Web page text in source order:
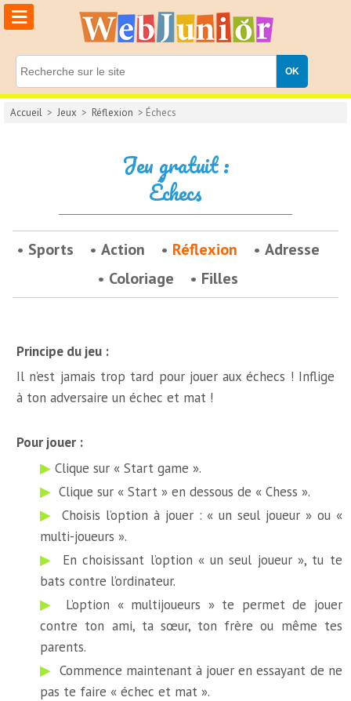
≡
Accueil > Jeux > Réflexion > Échecs
Jeu gratuit :
Échecs
Sports Action Réflexion
Adresse
Coloriage
Filles
Principe du jeu :
Il n’est jamais trop tard pour jouer aux échecs ! Inflige
à ton adversaire un échec et mat !
Pour jouer :
Clique sur « Start game ».
Clique sur « Start » en dessous de « Chess ».
Choisis l’option à jouer : « un seul joueur » ou «
multi-joueurs ».
En choisissant l’option « un seul joueur », tu te
bats contre l’ordinateur.
L’option « multijoueurs » te permet de jouer
contre ton ami, ta sœur, ton frère ou même tes
parents.
Commence maintenant à jouer en essayant de ne
pas te faire « échec et mat ».